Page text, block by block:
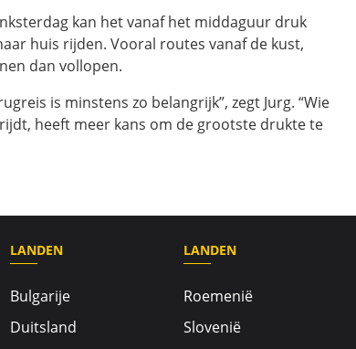
kan het vanaf het middaguur druk
huis rijden. Vooral routes vanaf de kust,
dan vollopen.
is minstens zo belangrijk”, zegt Jurg. “Wie
heeft meer kans om de grootste drukte te
LANDEN
Bulgarije
Duitsland
LANDEN
Roemenië
Slovenië